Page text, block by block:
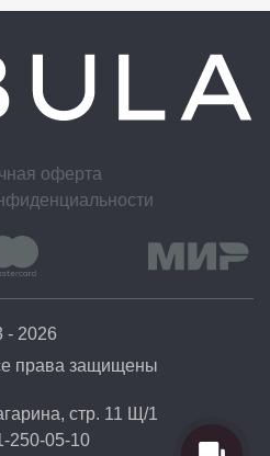
оферта
- 2026
права защищены
стр. 11 Щ/1
250-05-10